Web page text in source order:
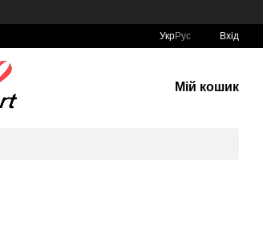
УкрРус Вхід
Мій кошик